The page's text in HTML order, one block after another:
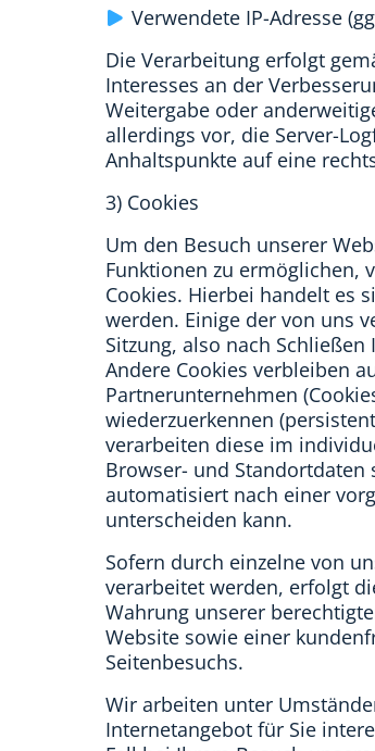
Verwendete IP-Adresse
Die Verarbeitung erfolgt
Interesses an der
Weitergabe oder
allerdings vor, die Server-
Anhaltspunkte auf eine
3) Cookies
Um den Besuch unserer
Funktionen zu ermöglichen,
Cookies. Hierbei handelt es
werden. Einige der von uns
Sitzung, also nach
Andere Cookies verbleiben
Partnerunternehmen
wiederzuerkennen
verarbeiten diese im
Browser- und Standortdaten
automatisiert nach einer
unterscheiden kann.
Sofern durch einzelne von
verarbeitet werden, erfolgt
Wahrung unserer
Website sowie einer
Seitenbesuchs.
Wir arbeiten unter
Internetangebot für Sie